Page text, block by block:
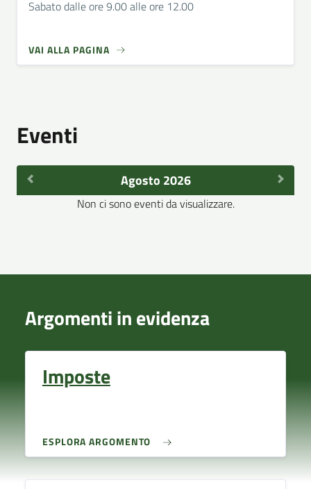
Sabato dalle ore 9.00 alle ore 12.00
VAI ALLA PAGINA
Eventi
Agosto 2026
Non ci sono eventi da visualizzare.
Argomenti in evidenza
Imposte
ESPLORA ARGOMENTO